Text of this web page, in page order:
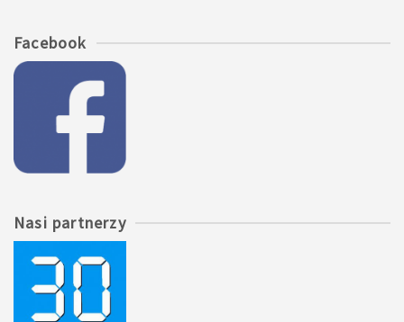
Facebook
Nasi partnerzy